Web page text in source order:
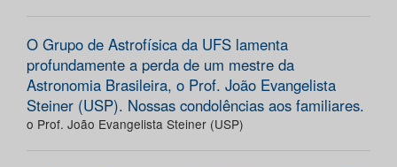
O Grupo de Astrofísica da UFS lamenta
profundamente a perda de um mestre da
Astronomia Brasileira, o Prof. João Evangelista
Steiner (USP). Nossas condolências aos familiares.
o Prof. João Evangelista Steiner (USP)